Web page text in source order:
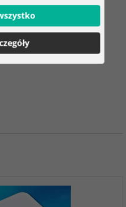
klientów już kupiło